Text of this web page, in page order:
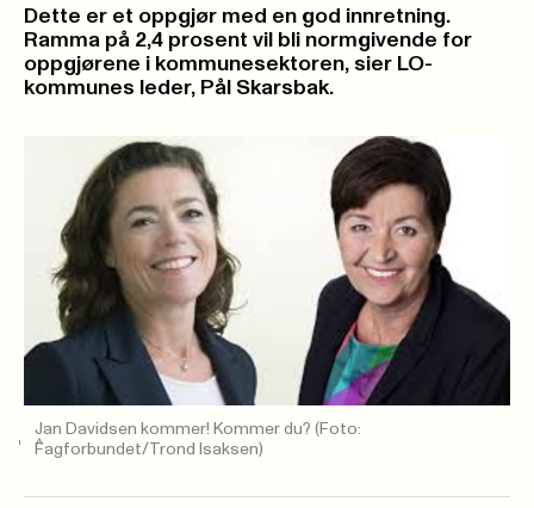
Dette er et oppgjør med en god innretning.
Ramma på 2,4 prosent vil bli normgivende for
oppgjørene i kommunesektoren, sier LO-
kommunes leder, Pål Skarsbak.
Jan Davidsen kommer! Kommer du?(Foto:
Fagforbundet/Trond Isaksen)